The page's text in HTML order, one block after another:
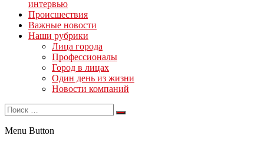
интервью
Происшествия
Важные новости
Наши рубрики
Лица города
Профессионалы
Город в лицах
Один день из жизни
Новости компаний
Menu Button